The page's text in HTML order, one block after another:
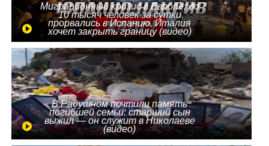
Миграционный кризис в Европе: до
10 тысяч человек за сутки
прорвались в Испанию, Италия
хочет закрыть границу (видео)
В Радушном почтили память
погибшей семьи: старший сын
выжил — он служит в Николаеве
(видео)